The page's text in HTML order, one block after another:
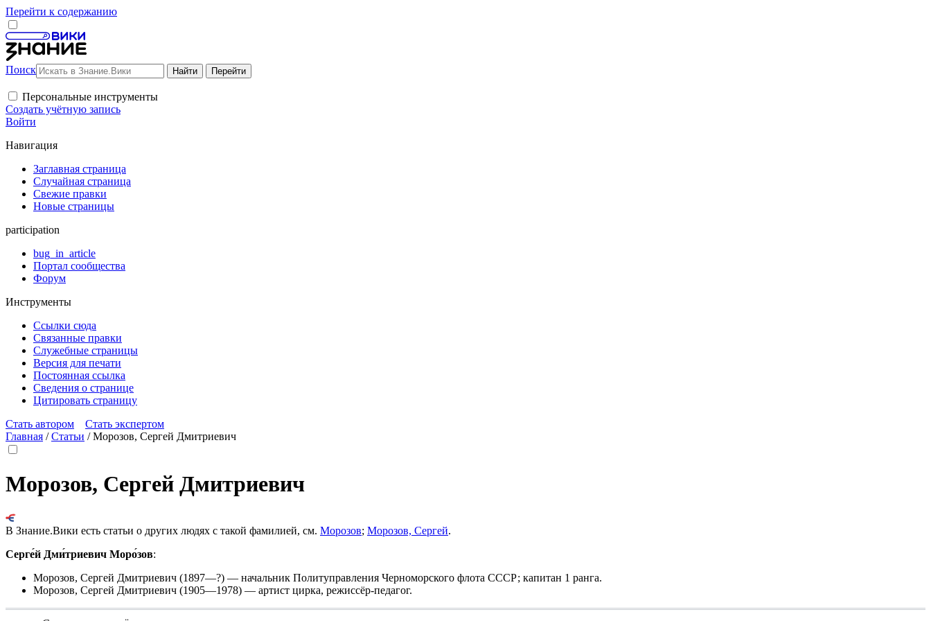
Перейти к содержанию
Поиск
Персональные инструменты
Создать учётную запись
Войти
Навигация
Заглавная страница
Случайная страница
Свежие правки
Новые страницы
participation
bug_in_article
Портал сообщества
Форум
Инструменты
Ссылки сюда
Связанные правки
Служебные страницы
Версия для печати
Постоянная ссылка
Сведения о странице
Цитировать страницу
Стать автором
Стать экспертом
Главная /Статьи /Морозов, Сергей Дмитриевич
Морозов, Сергей Дмитриевич
В Знание.Вики есть статьи о других людях с такой фамилией, см. Морозов; Морозов, Сергей.
Серге́й Дми́триевич Моро́зов:
Морозов, Сергей Дмитриевич (1897—?) — начальник Политуправления Черноморского флота СССР; капитан 1 ранга.
Морозов, Сергей Дмитриевич (1905—1978) — артист цирка, режиссёр-педагог.